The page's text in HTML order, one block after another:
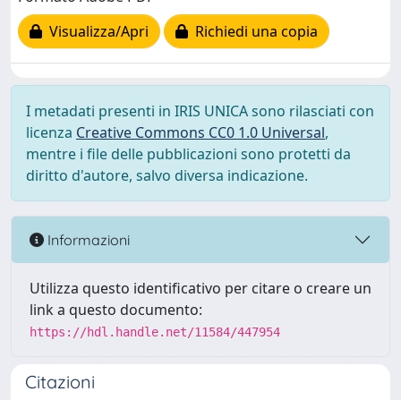
Visualizza/Apri
Richiedi una copia
I metadati presenti in IRIS UNICA sono rilasciati con
licenza Creative Commons CC0 1.0 Universal,
mentre i file delle pubblicazioni sono protetti da
diritto d'autore, salvo diversa indicazione.
Informazioni
Utilizza questo identificativo per citare o creare un
link a questo documento:
https://hdl.handle.net/11584/447954
Citazioni